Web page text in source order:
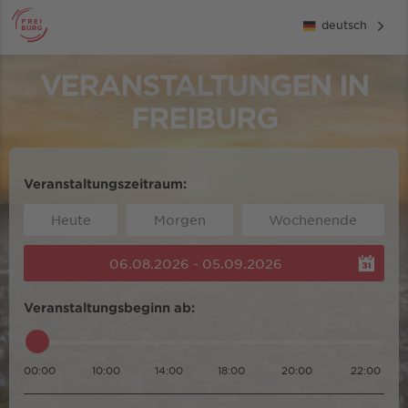
deutsch
VERANSTALTUNGEN IN
FREIBURG
Veranstaltungszeitraum:
Heute Morgen Wochenende
06.08.2026 - 05.09.2026
Veranstaltungsbeginn ab:
00:00 10:00 14:00 18:00 20:00 22:00